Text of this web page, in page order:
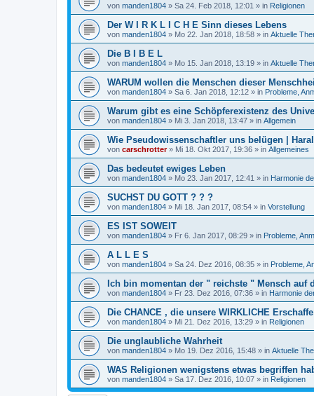
von manden1804 » Sa 24. Feb 2018, 12:01 » in Religionen
Der W I R K L I C H E Sinn dieses Lebens
von manden1804 » Mo 22. Jan 2018, 18:58 » in Aktuelle
Die B I B E L
von manden1804 » Mo 15. Jan 2018, 13:19 » in Aktuelle
WARUM wollen die Menschen dieser
von manden1804 » Sa 6. Jan 2018, 12:12 » in Probleme,
Warum gibt es eine Schöpferexistenz des
von manden1804 » Mi 3. Jan 2018, 13:47 » in Allgemein
Wie Pseudowissenschaftler uns belügen |
von carschrotter» Mi 18. Okt 2017, 19:36 » in Allgemeines
Das bedeutet ewiges Leben
von manden1804 » Mo 23. Jan 2017, 12:41 » in Harmonie
SUCHST DU GOTT ? ? ?
von manden1804 » Mi 18. Jan 2017, 08:54 » in Vorstellung
ES IST SOWEIT
von manden1804 » Fr 6. Jan 2017, 08:29 » in Probleme,
A L L E S
von manden1804 » Sa 24. Dez 2016, 08:35 » in Probleme,
Ich bin momentan der " reichste " Mensch auf
von manden1804 » Fr 23. Dez 2016, 07:36 » in Harmonie
Die CHANCE , die unsere WIRKLICHE
von manden1804 » Mi 21. Dez 2016, 13:29 » in Religionen
Die unglaubliche Wahrheit
von manden1804 » Mo 19. Dez 2016, 15:48 » in Aktuelle
WAS Religionen wenigstens etwas begriffen
von manden1804 » Sa 17. Dez 2016, 10:07 » in Religionen